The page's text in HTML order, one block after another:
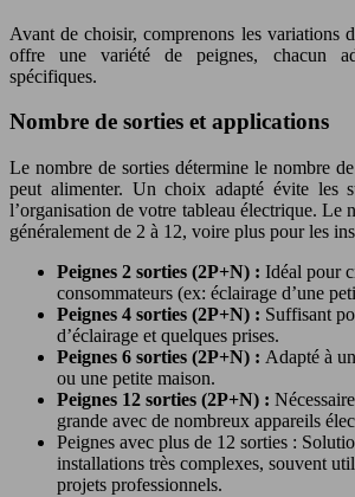
Avant de choisir, comprenons les variations
offre une variété de peignes, chacun
spécifiques.
Nombre de sorties et applications
Le nombre de sorties détermine le nombre
peut alimenter. Un choix adapté évite les
l’organisation de votre tableau électrique. Le
généralement de 2 à 12, voire plus pour les
Peignes 2 sorties (2P+N) : Idéal pour
consommateurs (ex: éclairage d’une
Peignes 4 sorties (2P+N) : Suffisant
d’éclairage et quelques prises.
Peignes 6 sorties (2P+N) : Adapté à
ou une petite maison.
Peignes 12 sorties (2P+N) :
grande avec de nombreux appareils
Peignes avec plus de 12 sorties :
installations très complexes, souvent
projets professionnels.